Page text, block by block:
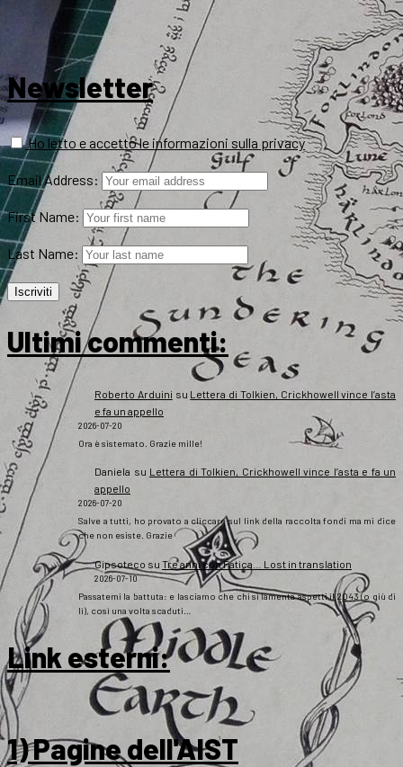
Newsletter
Ho letto e accetto le informazioni sulla privacy
Email Address:
First Name:
Last Name:
Ultimi commenti:
Roberto Arduini su Lettera di Tolkien, Crickhowell vince l’asta
e fa un appello
2026-07-20
Ora è sistemato. Grazie mille!
Daniela su Lettera di Tolkien, Crickhowell vince l’asta e fa un
appello
2026-07-20
Salve a tutti, ho provato a cliccare sul link della raccolta fondi ma mi dice
che non esiste. Grazie
Gipsoteco su Tre anni con Fatica… Lost in translation
2026-07-10
Passatemi la battuta: e lasciamo che chi si lamenta aspetti il 2043 (o giù di
lì), così una volta scaduti…
Link esterni:
1) Pagine dell'AIST